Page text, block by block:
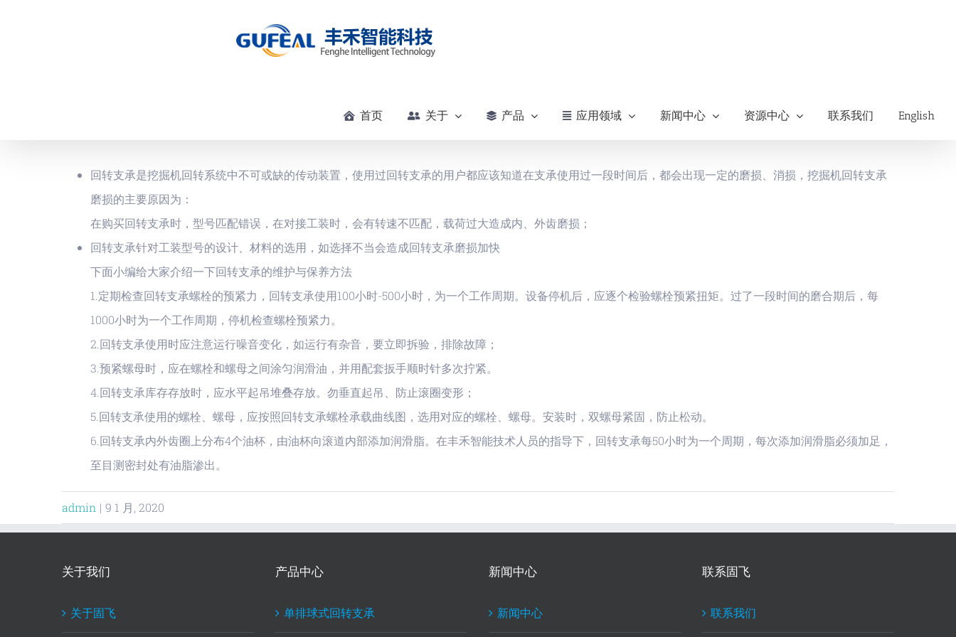
首页 关于 产品 应用领域 新闻中心 资源中心 联系我们 English
回转支承是挖掘机回转系统中不可或缺的传动装置，使用过回转支承的用户都应该知道在支承使用过一段时间后，都会出现一定的磨损、消损，挖掘机回转支承
磨损的主要原因为：
在购买回转支承时，型号匹配错误，在对接工装时，会有转速不匹配，载荷过大造成内、外齿磨损；
回转支承针对工装型号的设计、材料的选用，如选择不当会造成回转支承磨损加快
下面小编给大家介绍一下回转支承的维护与保养方法
1.定期检查回转支承螺栓的预紧力，回转支承使用100小时-500小时，为一个工作周期。设备停机后，应逐个检验螺栓预紧扭矩。过了一段时间的磨合期后，每
1000小时为一个工作周期，停机检查螺栓预紧力。
2.回转支承使用时应注意运行噪音变化，如运行有杂音，要立即拆验，排除故障；
3.预紧螺母时，应在螺栓和螺母之间涂匀润滑油，并用配套扳手顺时针多次拧紧。
4.回转支承库存存放时，应水平起吊堆叠存放。勿垂直起吊、防止滚圈变形；
5.回转支承使用的螺栓、螺母，应按照回转支承螺栓承载曲线图，选用对应的螺栓、螺母。安装时，双螺母紧固，防止松动。
6.回转支承内外齿圈上分布4个油杯，由油杯向滚道内部添加润滑脂。在丰禾智能技术人员的指导下，回转支承每50小时为一个周期，每次添加润滑脂必须加足，
至目测密封处有油脂渗出。
admin | 9 1 月, 2020
关于我们
关于固飞
产品中心
单排球式回转支承
新闻中心
新闻中心
联系固飞
联系我们